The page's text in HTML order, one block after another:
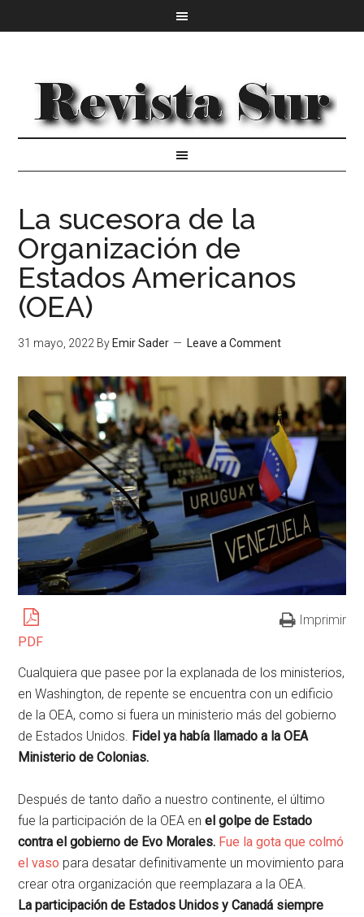
La sucesora de la
Organización de
Estados Americanos
(OEA)
31 mayo, 2022 By Emir Sader Leave a Comment
PDF
Imprimir
Cualquiera que pasee por la explanada de los ministerios,
en Washington, de repente se encuentra con un edificio
de la OEA, como si fuera un ministerio más del gobierno
de Estados Unidos. Fidel ya había llamado a la OEA
Ministerio de Colonias.
Después de tanto daño a nuestro continente, el último
fue la participación de la OEA enel golpe de Estado
contra el gobierno de Evo Morales. Fue la gota que colmó
el vaso para desatar definitivamente un movimiento para
crear otra organización que reemplazara a la OEA.
La participación de Estados Unidos y Canadá siempre